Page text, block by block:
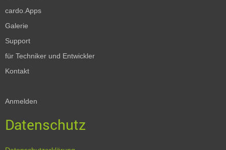
cardo.Apps
Galerie
Support
für Techniker und Entwickler
Kontakt
Anmelden
Datenschutz